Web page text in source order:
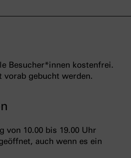
Besucher*innen kostenfrei.
vorab gebucht werden.
von 10.00 bis 19.00 Uhr
auch wenn es ein